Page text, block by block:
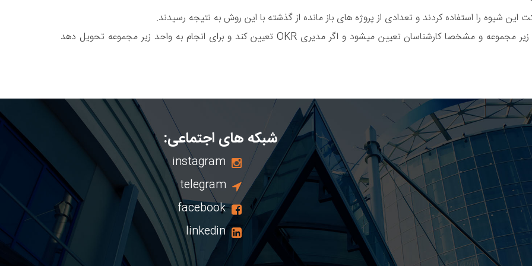
فراموش نکنیم که OKR با کمک و اشتراک نظر لایه های زیر مجموعه و مشخصا کارشناسان تعیین میشود و اگر مدیری OKR تعیین کند و برای انجام به واحد زیر مجموعه تحویل دهد
شبکه های اجتماعی:
instagram
telegram
facebook
linkedin